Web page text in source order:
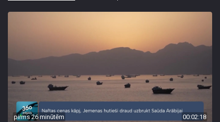
pirms 26 minūtēm 00:02:18